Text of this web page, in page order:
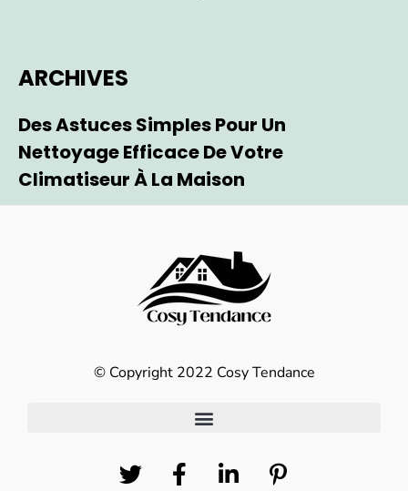
ARCHIVES
Des Astuces Simples Pour Un
Nettoyage Efficace De Votre
Climatiseur À La Maison
© Copyright 2022 Cosy Tendance